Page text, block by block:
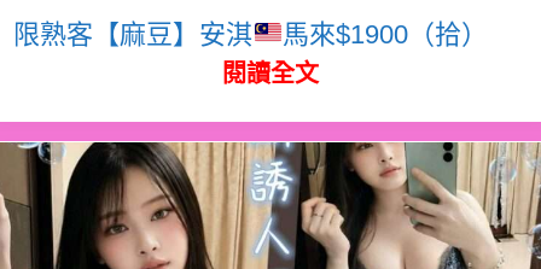
限熟客【麻豆】安淇 馬來$1900（拾）
閱讀全文